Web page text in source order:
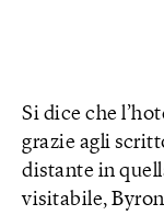
Si dice che
grazie agli
distante in
visitabile,